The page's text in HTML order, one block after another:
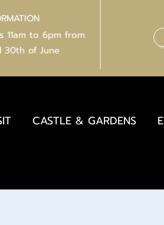
11am to 6pm from
30th of June
CASTLE & GARDENS